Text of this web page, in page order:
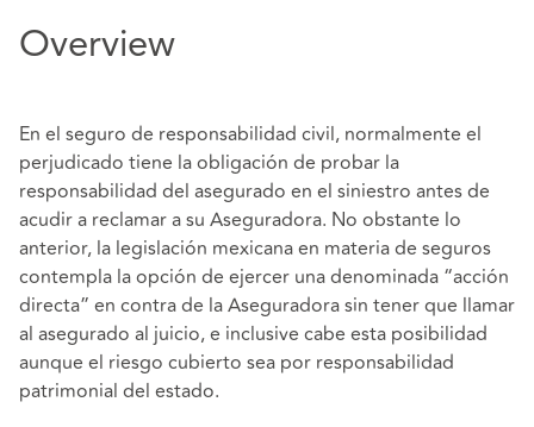
Overview
En el seguro de responsabilidad civil, normalmente el
perjudicado tiene la obligación de probar la
responsabilidad del asegurado en el siniestro antes de
acudir a reclamar a su Aseguradora. No obstante lo
anterior, la legislación mexicana en materia de seguros
contempla la opción de ejercer una denominada “acción
directa” en contra de la Aseguradora sin tener que llamar
al asegurado al juicio, e inclusive cabe esta posibilidad
aunque el riesgo cubierto sea por responsabilidad
patrimonial del estado.